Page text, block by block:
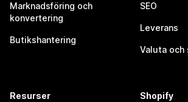
Marknadsföring och
konvertering
Butikshantering
SEO
Leverans
Valuta och
Resurser Shopify